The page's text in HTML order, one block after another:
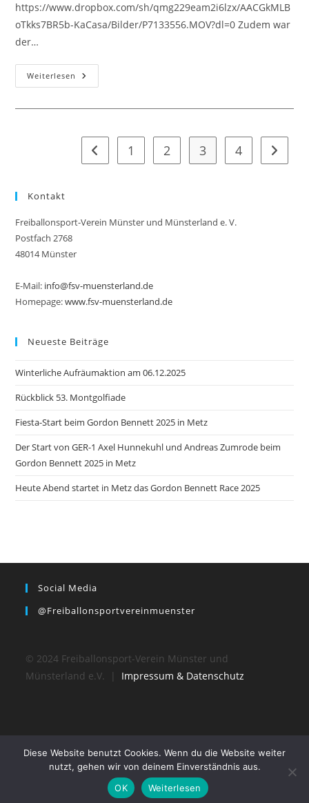
https://www.dropbox.com/sh/qmg229eam2i6lzx/AACGkMLB
oTkks7BR5b-KaCasa/Bilder/P7133556.MOV?dl=0 Zudem war
der…
Weiterlesen Ballonfahrt
Westfalen
Zur vorherigen Seite
1 2 3 4 Zur
Kontakt
Freiballonsport-Verein Münster und Münsterland e. V.
Postfach 2768
48014 Münster
E-Mail: info@fsv-muensterland.de
Homepage:www.fsv-muensterland.de
Neueste Beiträge
Winterliche Aufräumaktion am 06.12.2025
Rückblick 53. Montgolfiade
Fiesta-Start beim Gordon Bennett 2025 in Metz
Der Start von GER-1 Axel Hunnekuhl und Andreas Zumrode beim
Gordon Bennett 2025 in Metz
Heute Abend startet in Metz das Gordon Bennett Race 2025
Social Media
@freiballonsportvereinmuenster
© 2024 Freiballonsport-Verein Münster und
Münsterland e.V. | Impressum & Datenschutz
© 2024 Freiballonsport-Verein Münster und Münsterland e.V.
Diese Website benutzt Cookies. Wenn du die Website weiter
nutzt, gehen wir von deinem Einverständnis aus.
OK
Weiterlesen